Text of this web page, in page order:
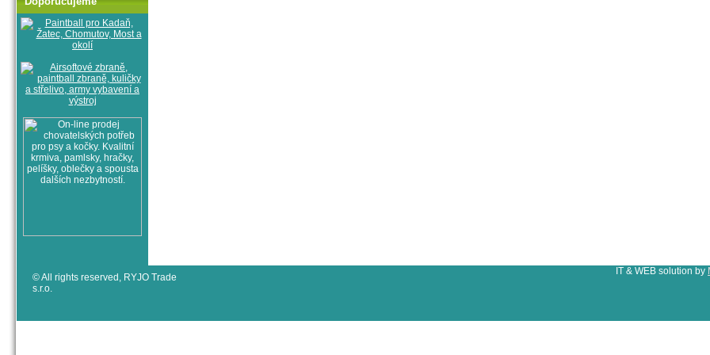
© All rights reserved, RYJO Trade
s.r.o.
IT & WEB solution by